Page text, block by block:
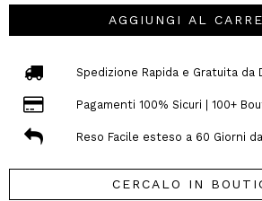
AGGIUNGI AL
Spedizione Rapida e Gratuita da
Pagamenti 100% Sicuri | 100+
Reso Facile esteso a 60 Giorni
CERCALO IN